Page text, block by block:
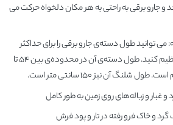
می چرخد و جارو برقی به راحتی به هر مکان دلخواه حرکت می
توانید طول دسته‌ی جارو برقی را برای حداکثر
راحتی در ارتفاع دلخواه تنظیم کنید. طول دسته‌ی آن در محدوده‌ی بین ۵۴ تا
غبار و زباله‌های روی زمین به طور کامل
و خاک فرو رفته در تار و پود فرش